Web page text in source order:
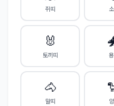
쥐띠
🐰
토끼띠
🐴
말띠